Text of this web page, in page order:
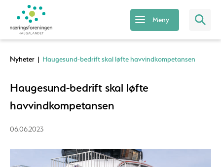
Meny
Nyheter | Haugesund-bedrift skal løfte havvindkompetansen
Haugesund-bedrift skal løfte
havvindkompetansen
06.06.2023